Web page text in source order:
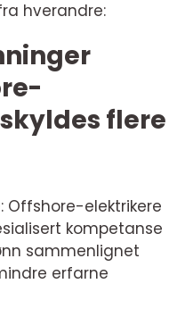
hverandre:
flere
Offshore-elektrikere
kompetanse
sammenlignet
erfarne